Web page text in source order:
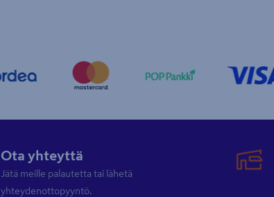
Ota yhteyttä
Jätä meille palautetta tai lähetä
yhteydenottopyyntö.